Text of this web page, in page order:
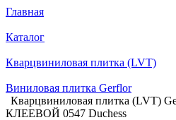
Главная
Каталог
Кварцвиниловая плитка (LVT)
Виниловая плитка Gerflor
Кварцвиниловая плитка (LVT)
КЛЕЕВОЙ 0547 Duchess